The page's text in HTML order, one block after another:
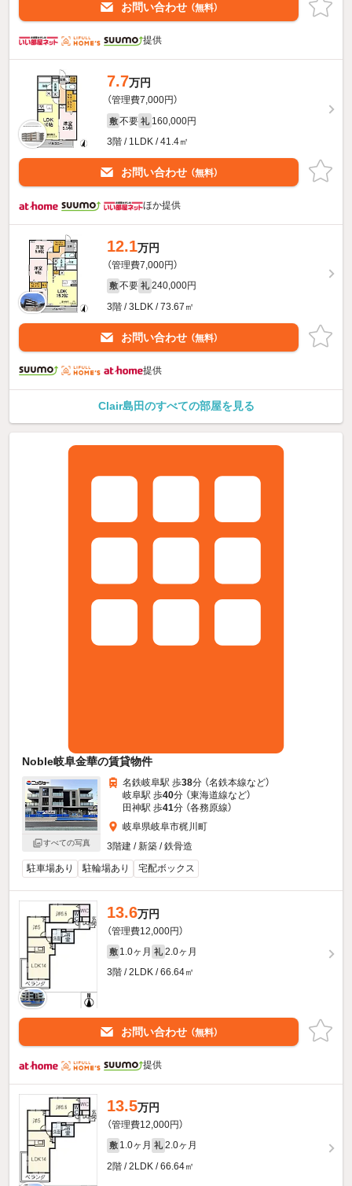
お問い合わせ （無料）
提供
7.7万円
（管理費7,000円）
敷 不要 礼 160,000円
3階 / 1LDK / 41.4㎡
お問い合わせ （無料）
ほか提供
12.1万円
（管理費7,000円）
敷 不要 礼 240,000円
3階 / 3LDK / 73.67㎡
お問い合わせ （無料）
提供
Clair島田のすべての部屋を見る
Noble岐阜金華の賃貸物件
すべての写真
名鉄岐阜駅 歩38分 （名鉄本線など）
岐阜駅 歩40分 （東海道線など）
田神駅 歩41分 （各務原線）
岐阜県岐阜市梶川町
3階建 / 新築 / 鉄骨造
駐車場あり
駐輪場あり 宅配ボックス
13.6万円
（管理費12,000円）
敷 1.0ヶ月 礼 2.0ヶ月
3階 / 2LDK / 66.64㎡
お問い合わせ （無料）
提供
13.5万円
（管理費12,000円）
敷 1.0ヶ月 礼 2.0ヶ月
2階 / 2LDK / 66.64㎡